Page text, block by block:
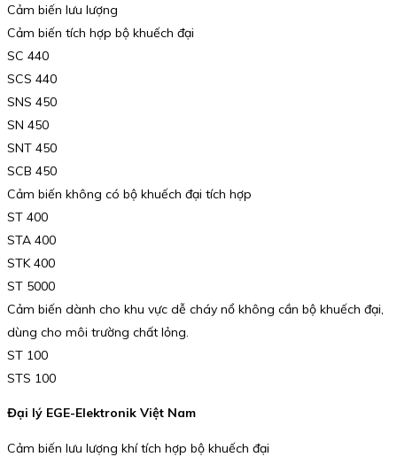
Cảm biến lưu lượng
Cảm biến tích hợp bộ khuếch đại
SC 440
SCS 440
SNS 450
SN 450
SNT 450
SCB 450
Cảm biến không có bộ khuếch đại tích hợp
ST 400
STA 400
STK 400
ST 5000
Cảm biến dành cho khu vực dễ cháy nổ không cần bộ khuếch đại,
dùng cho môi trường chất lỏng.
ST 100
STS 100
Đại lý EGE-Elektronik Việt Nam
Cảm biến lưu lượng khí tích hợp bộ khuếch đại